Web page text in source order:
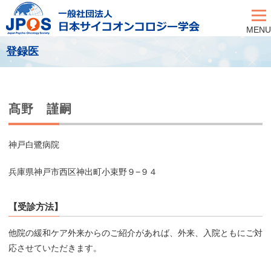
MENU
登録医
髙野 謹嗣
神戸白鷺病院
兵庫県神戸市西区神出町小束野９−９４
【受診方法】
他院の緩和ケア外来からのご紹介があれば、外来、入院ともにご対
応させていただきます。